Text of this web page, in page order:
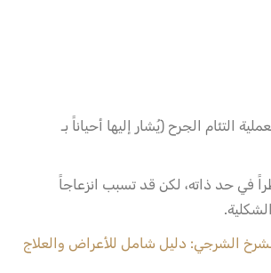
التئام الجرح (يُشار إليها أحياناً بـ
في حد ذاته، لكن قد تسبب انزعاجاً
الشرجي: دليل شامل للأعراض والعلاج